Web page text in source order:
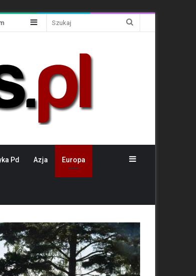
Sidebar
Pd Azja Europa Sidebar